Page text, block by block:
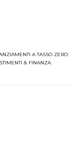
A TASSO ZERO,
& FINANZA,